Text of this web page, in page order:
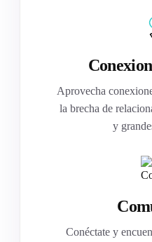
Aprovecha
la brecha de
y
Conéctate y